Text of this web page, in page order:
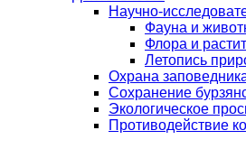
Научно-
Фауна и
Флора и
Летопись
Охрана
Сохранение
Экологическое
Противодействие